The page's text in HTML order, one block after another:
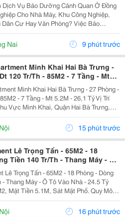
Dịch Vụ Bảo Dưỡng Cảnh Quan Ở Đồng
Cho Nhà Máy, Khu Công Nghiệp,
Cư Hay Văn Phòng? Việc Bảo
Giúp Duy Trì Vẻ Đẹp Cảnh Quan, Đảm
Phát Triển Khỏe Mạnh Và Nâng Cao Hình
Nai 9 phút trước
Minh Khai Hai Bà Trưng -
120 Tr/Th - 85M2 - 7 Tầng - Mt
Minh Khai Hai Bà Trưng - 27 Phòng -
- 7 Tầng - Mt 5.2M - 26,1 Tỷ Vị Trí
Vực Minh Khai, Quận Hai Bà Trưng,
15M. Kết Nối Thuận Tiện
Trinh, Mai Động...
15 phút trước
Lê Trọng Tấn - 65M2 - 18
Tiền 140 Tr/Th - Thang Máy - Ô
24.5 Tỷ
Lê Trọng Tấn - 65M2 - 18 Phòng - Dòng
- Thang Máy - Ô Tô Vào Nhà - 24.5 Tỷ
Tiền 5.1M, Sát Mặt Phố. Quy Mô 7
Gồm 18 Phòng Khép Kín Full Nội
Lên 19...
16 phút trước